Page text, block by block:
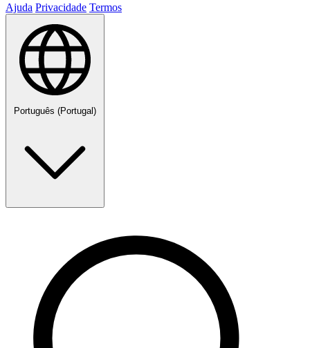
Ajuda Privacidade Termos
Português (Portugal)